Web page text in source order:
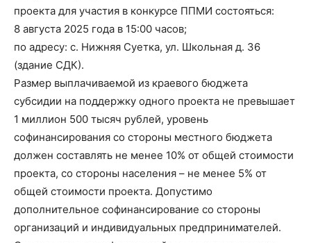
проекта для участия в конкурсе ППМИ состояться:
8 августа 2025 года в 15:00 часов;
по адресу: с. Нижняя Суетка, ул. Школьная д. 36
(здание СДК).
Размер выплачиваемой из краевого бюджета
субсидии на поддержку одного проекта не превышает
1 миллион 500 тысяч рублей, уровень
софинансирования со стороны местного бюджета
должен составлять не менее 10% от общей стоимости
проекта, со стороны населения – не менее 5% от
общей стоимости проекта. Допустимо
дополнительное софинансирование со стороны
организаций и индивидуальных предпринимателей.